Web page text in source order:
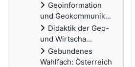
Geoinformation
und Geokommunik...
Didaktik der Geo-
und Wirtscha...
Gebundenes
Wahlfach: Österreich